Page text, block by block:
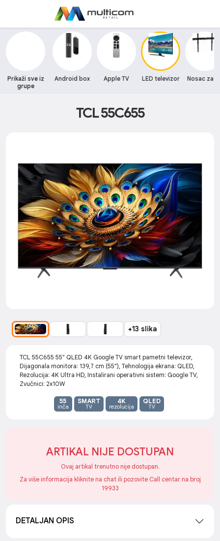
Prikaži sve iz
grupe
Android box Apple TV LED televizor Nosac za
TCL 55C655
+13 slika
TCL 55C655 55" QLED 4K Google TV smart pametni televizor,
Dijagonala monitora: 139,7 cm (55"), Tehnologija ekrana: QLED,
Rezolucija: 4K Ultra HD, Instalirani operativni sistem: Google TV,
Zvučnici: 2x10W
55
inča
SMART
TV
4K
rezolucija
QLED
TV
ARTIKAL NIJE DOSTUPAN
Ovaj artikal trenutno nije dostupan.
Za više informacija kliknite na chat ili pozovite Call centar na broj
19933
DETALJAN OPIS